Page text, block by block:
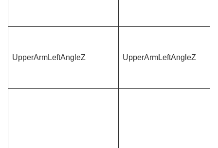
UpperArmLeftAngleZ UpperArmLeftAngleZ